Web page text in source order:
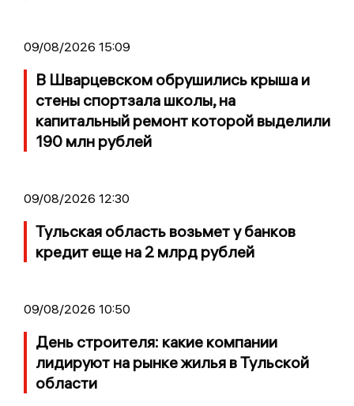
09/08/2026 15:09
В Шварцевском обрушились крыша и
стены спортзала школы, на
капитальный ремонт которой выделили
190 млн рублей
09/08/2026 12:30
Тульская область возьмет у банков
кредит еще на 2 млрд рублей
09/08/2026 10:50
День строителя: какие компании
лидируют на рынке жилья в Тульской
области